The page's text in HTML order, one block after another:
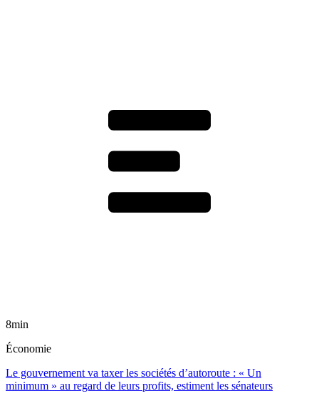
8min
Économie
Le gouvernement va taxer les sociétés d’autoroute : « Un
minimum » au regard de leurs profits, estiment les sénateurs